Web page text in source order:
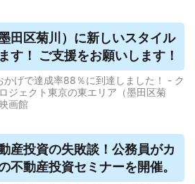
田区菊川）に新しいスタイル
す！ ご支援をお願いします！
かげで達成率88％に到達しました！ - ク
ジェクト東京の東エリア（墨田区菊
画館
産投資の失敗談！公務員がカ
不動産投資セミナーを開催。